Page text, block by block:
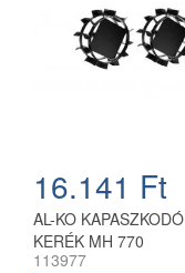
16.141 Ft
AL-KO KAPASZKODÓ
KERÉK MH 770
113977